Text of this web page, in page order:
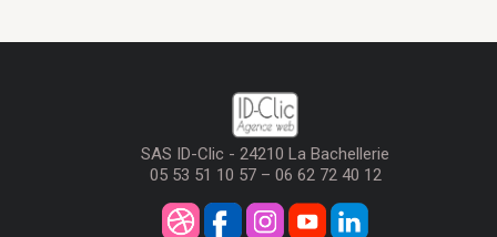
SAS ID-Clic - 24210 La Bachellerie
05 53 51 10 57 – 06 62 72 40 12